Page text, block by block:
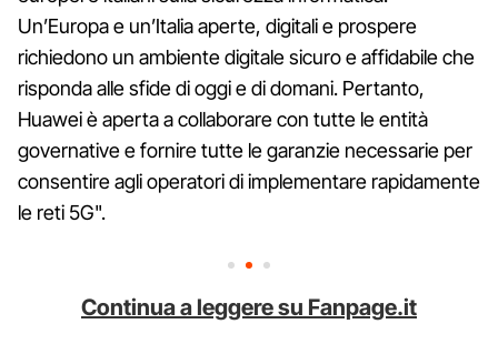
Un’Europa e un’Italia aperte, digitali e prospere
richiedono un ambiente digitale sicuro e affidabile che
risponda alle sfide di oggi e di domani. Pertanto,
Huawei è aperta a collaborare con tutte le entità
governative e fornire tutte le garanzie necessarie per
consentire agli operatori di implementare rapidamente
le reti 5G".
Continua a leggere su Fanpage.it